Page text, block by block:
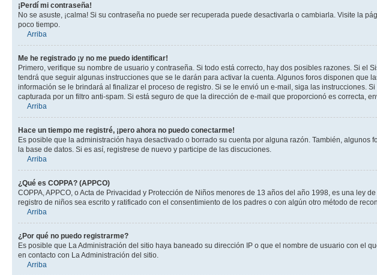
¡Perdí mi contraseña!
No se asuste, ¡calma! Si su contraseña no puede ser recuperada puede desactivarla o cambiarla. Visite la
poco tiempo.
Arriba
Me he registrado ¡y no me puedo identificar!
Primero, verifique su nombre de usuario y contraseña. Si todo está correcto, hay dos posibles razones. Si el
tendrá que seguir algunas instrucciones que se le darán para activar la cuenta. Algunos foros disponen que
información se le brindará al finalizar el proceso de registro. Si se le envió un e-mail, siga las instrucciones.
capturada por un filtro anti-spam. Si está seguro de que la dirección de e-mail que proporcionó es correcta,
Arriba
Hace un tiempo me registré, ¡pero ahora no puedo conectarme!
Es posible que la administración haya desactivado o borrado su cuenta por alguna razón. También,
la base de datos. Si es así, registrese de nuevo y participe de las discuciones.
Arriba
¿Qué es COPPA? (APPCO)
COPPA, APPCO, o Acta de Privacidad y Protección de Niños menores de 13 años del año 1998, es una
registro de niños sea escrito y ratificado con el consentimiento de los padres o con algún otro método de
Arriba
¿Por qué no puedo registrarme?
Es posible que La Administración del sitio haya baneado su dirección IP o que el nombre de usuario con el
en contacto con La Administración del sitio.
Arriba